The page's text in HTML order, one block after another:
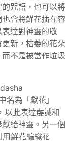
咒語，也可以將
會將鮮花插在容
達對神靈的敬
新，枯萎的花朵
不是被當作垃圾
名為「獻花」
以此表達虔誠和
給神靈。另一個
鮮花編織花